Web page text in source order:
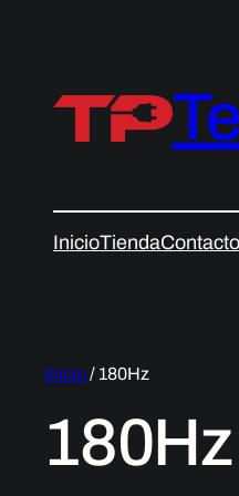
InicioTiendaContacto
Inicio/ 180Hz
180Hz